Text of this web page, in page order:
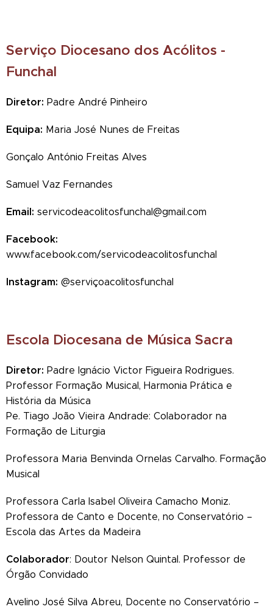
Serviço Diocesano dos Acólitos -
Funchal
Diretor: Padre André Pinheiro
Equipa: Maria José Nunes de Freitas
Gonçalo António Freitas Alves
Samuel Vaz Fernandes
Email: servicodeacolitosfunchal@gmail.com
Facebook:
www.facebook.com/servicodeacolitosfunchal
Instagram: @serviçoacolitosfunchal
Escola Diocesana de Música Sacra
Diretor: Padre Ignácio Victor Figueira Rodrigues.
Professor Formação Musical, Harmonia Prática e
História da Música
Pe. Tiago João Vieira Andrade: Colaborador na
Formação de Liturgia
Professora Maria Benvinda Ornelas Carvalho. Formação
Musical
Professora Carla Isabel Oliveira Camacho Moniz.
Professora de Canto e Docente, no Conservatório –
Escola das Artes da Madeira
Colaborador: Doutor Nelson Quintal. Professor de
Órgão Convidado
Avelino José Silva Abreu, Docente no Conservatório –